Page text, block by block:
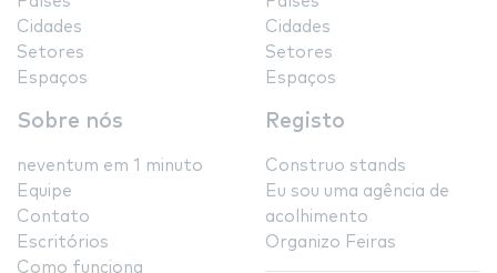
Cidades
Setores
Espaços
Cidades
Setores
Espaços
Sobre nós
neventum em 1 minuto
Equipe
Contato
Escritórios
Como funciona
Registo
Construo stands
Eu sou uma agência de
acolhimento
Organizo Feiras